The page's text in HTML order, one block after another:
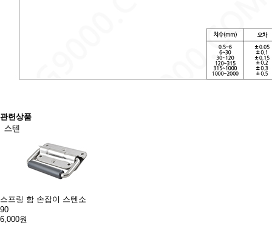
관련상품
스프링 함 손잡이 스텐소
90
6,000원